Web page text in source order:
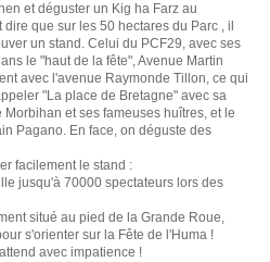
et déguster un Kig ha Farz au
que sur les 50 hectares du Parc , il
un stand. Celui du PCF29, avec ses
le "haut de la fête", Avenue Martin
avec l'avenue Raymonde Tillon, ce qui
"La place de Bretagne" avec sa
et ses fameuses huîtres, et le
Pagano. En face, on déguste des
facilement le stand :
jusqu'à 70000 spectateurs lors des
situé au pied de la Grande Roue,
s'orienter sur la Fête de l'Huma !
avec impatience !